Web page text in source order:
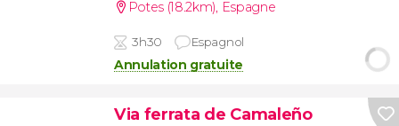
Potes (18.2km) Espagne
3h30 Espagnol
Annulation gratuite
Via ferrata de Camaleño